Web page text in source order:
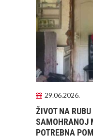
29.06.2026.
ŽIVOT NA
SAMOHRANOJ
POTREBNA